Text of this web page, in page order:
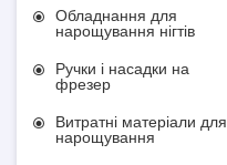
Обладнання для
нарощування нігтів
Ручки і насадки на
фрезер
Витратні матеріали для
нарощування